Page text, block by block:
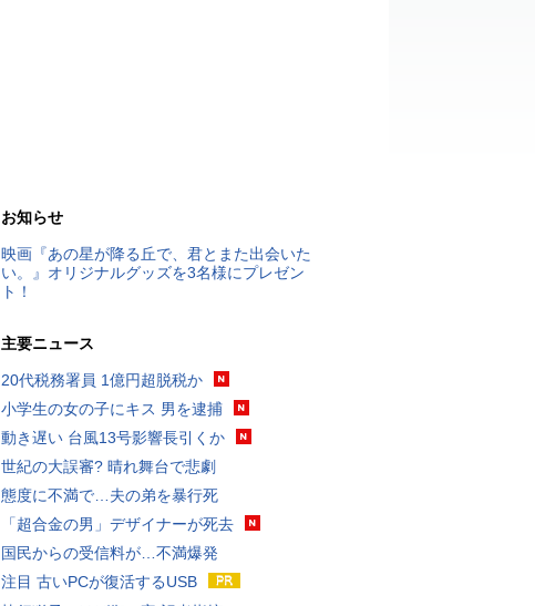
お知らせ
映画『あの星が降る丘で、君とまた出会いた
い。』オリジナルグッズを3名様にプレゼン
ト！
主要ニュース
20代税務署員 1億円超脱税か
小学生の女の子にキス 男を逮捕
動き遅い 台風13号影響長引くか
世紀の大誤審? 晴れ舞台で悲劇
態度に不満で…夫の弟を暴行死
「超合金の男」デザイナーが死去
国民からの受信料が…不満爆発
注目 古いPCが復活するUSB